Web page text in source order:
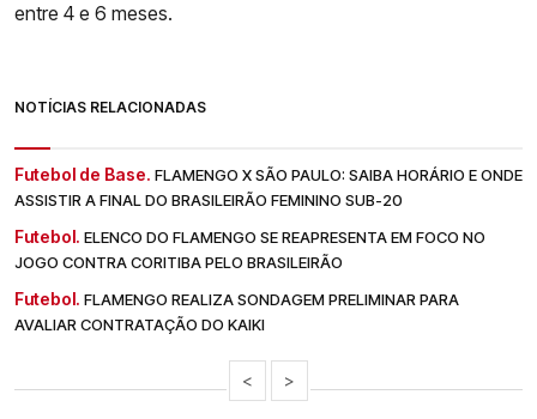
entre 4 e 6 meses.
NOTÍCIAS RELACIONADAS
Futebol de Base. FLAMENGO X SÃO PAULO: SAIBA HORÁRIO E ONDE
ASSISTIR A FINAL DO BRASILEIRÃO FEMININO SUB-20
Futebol. ELENCO DO FLAMENGO SE REAPRESENTA EM FOCO NO
JOGO CONTRA CORITIBA PELO BRASILEIRÃO
Futebol. FLAMENGO REALIZA SONDAGEM PRELIMINAR PARA
AVALIAR CONTRATAÇÃO DO KAIKI
< >